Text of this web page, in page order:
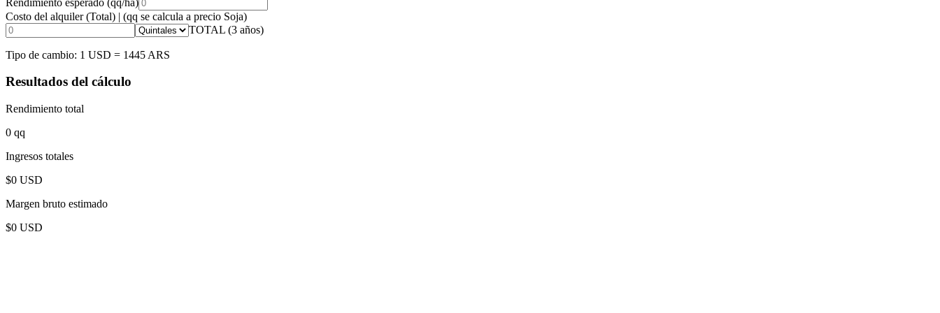
Costo del alquiler (Total) | (qq se calcula a precio Soja)
TOTAL (3 años)
Tipo de cambio: 1 USD = 1445 ARS
Resultados del cálculo
Rendimiento total
0 qq
Ingresos totales
$0 USD
Margen bruto estimado
$0 USD